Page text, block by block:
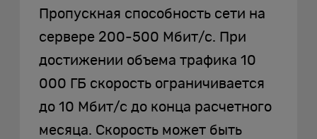
Пропускная способность сети на
сервере 200-500 Мбит/с. При
достижении объема трафика 10
000 ГБ скорость ограничивается
до 10 Мбит/с до конца расчетного
месяца. Скорость может быть